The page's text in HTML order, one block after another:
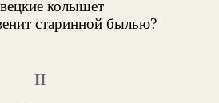
колышет
старинной былью?
II